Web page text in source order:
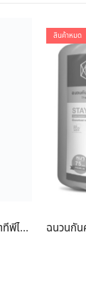
ส.สุขภัณฑ์ ปูนซีเมนต์ผสม ตราทีพีไอ 197 50 ก.ก.
สินค้าหมด